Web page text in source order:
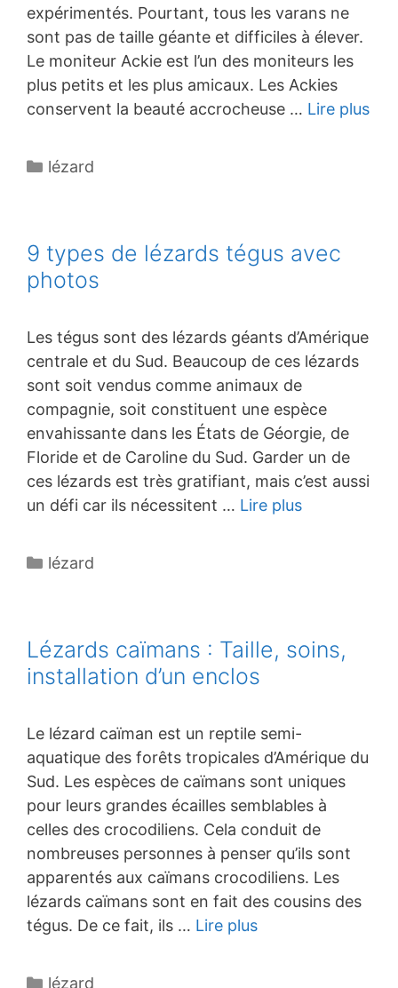
expérimentés. Pourtant, tous les varans ne
sont pas de taille géante et difficiles à élever.
Le moniteur Ackie est l’un des moniteurs les
plus petits et les plus amicaux. Les Ackies
conservent la beauté accrocheuse … Lire plus
Catégories
lézard
9 types de lézards tégus avec
photos
Les tégus sont des lézards géants d’Amérique
centrale et du Sud. Beaucoup de ces lézards
sont soit vendus comme animaux de
compagnie, soit constituent une espèce
envahissante dans les États de Géorgie, de
Floride et de Caroline du Sud. Garder un de
ces lézards est très gratifiant, mais c’est aussi
un défi car ils nécessitent … Lire plus
Catégories
lézard
Lézards caïmans : Taille, soins,
installation d’un enclos
Le lézard caïman est un reptile semi-
aquatique des forêts tropicales d’Amérique du
Sud. Les espèces de caïmans sont uniques
pour leurs grandes écailles semblables à
celles des crocodiliens. Cela conduit de
nombreuses personnes à penser qu’ils sont
apparentés aux caïmans crocodiliens. Les
lézards caïmans sont en fait des cousins des
tégus. De ce fait, ils … Lire plus
Catégories
lézard